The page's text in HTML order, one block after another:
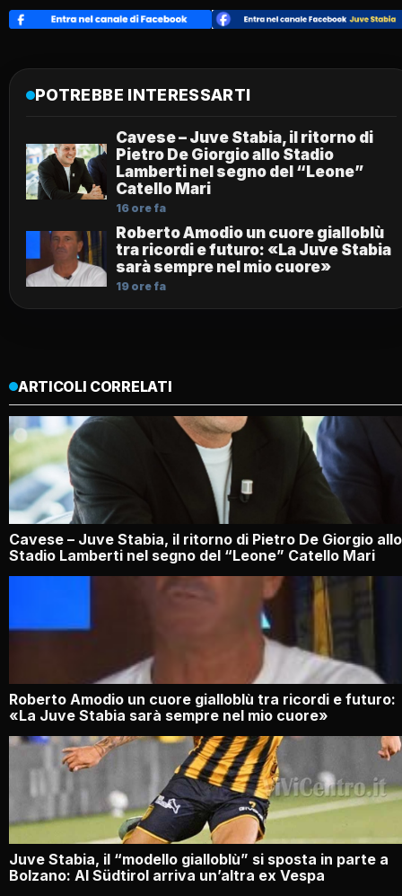
POTREBBE INTERESSARTI
Cavese – Juve Stabia, il ritorno di
Pietro De Giorgio allo Stadio
Lamberti nel segno del “Leone”
Catello Mari
16 ore fa
Roberto Amodio un cuore gialloblù
tra ricordi e futuro: «La Juve Stabia
sarà sempre nel mio cuore»
19 ore fa
ARTICOLI CORRELATI
Cavese – Juve Stabia, il ritorno di Pietro De Giorgio allo
Stadio Lamberti nel segno del “Leone” Catello Mari
Roberto Amodio un cuore gialloblù tra ricordi e futuro:
«La Juve Stabia sarà sempre nel mio cuore»
Juve Stabia, il “modello gialloblù” si sposta in parte a
Bolzano: Al Südtirol arriva un’altra ex Vespa